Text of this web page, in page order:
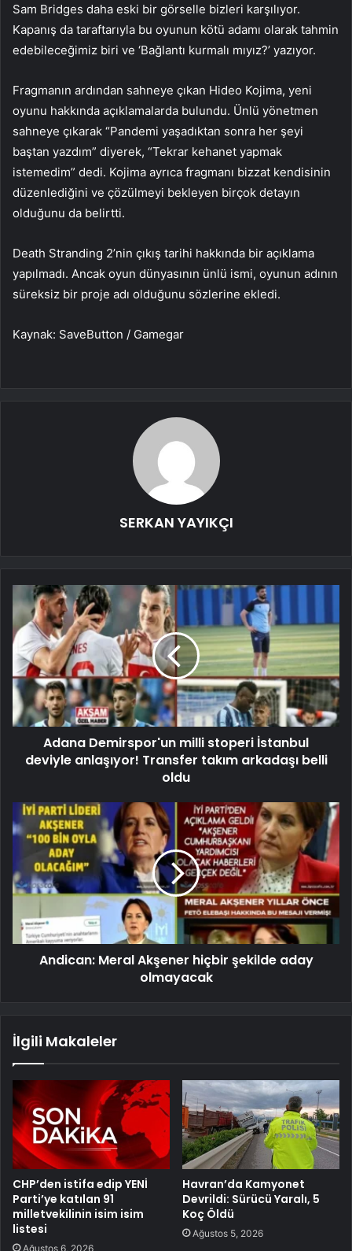
Sam Bridges daha eski bir görselle bizleri karşılıyor.
Kapanış da taraftarıyla bu oyunun kötü adamı olarak tahmin
edebileceğimiz biri ve ‘Bağlantı kurmalı mıyız?’ yazıyor.
Fragmanın ardından sahneye çıkan Hideo Kojima, yeni
oyunu hakkında açıklamalarda bulundu. Ünlü yönetmen
sahneye çıkarak “Pandemi yaşadıktan sonra her şeyi
baştan yazdım” diyerek, “Tekrar kehanet yapmak
istemedim” dedi. Kojima ayrıca fragmanı bizzat kendisinin
düzenlediğini ve çözülmeyi bekleyen birçok detayın
olduğunu da belirtti.
Death Stranding 2’nin çıkış tarihi hakkında bir açıklama
yapılmadı. Ancak oyun dünyasının ünlü ismi, oyunun adının
süreksiz bir proje adı olduğunu sözlerine ekledi.
Kaynak: SaveButton / Gamegar
SERKAN YAYIKÇI
Adana Demirspor'un milli stoperi İstanbul
deviyle anlaşıyor! Transfer takım arkadaşı belli
oldu
Andican: Meral Akşener hiçbir şekilde aday
olmayacak
İlgili Makaleler
CHP’den istifa edip YENİ
Parti’ye katılan 91
milletvekilinin isim isim
listesi
Ağustos 6, 2026
Havran’da Kamyonet
Devrildi: Sürücü Yaralı, 5
Koç Öldü
Ağustos 5, 2026